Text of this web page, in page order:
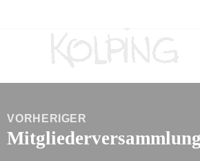
VORHERIGER
Vorheriger